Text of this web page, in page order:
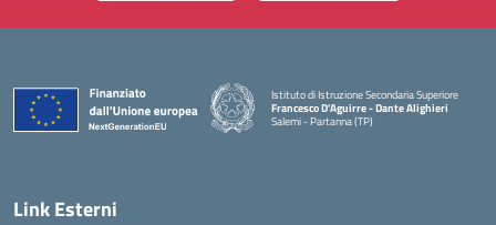
Istituto di Istruzione Secondaria Superiore
Francesco D'Aguirre - Dante Alighieri
Salemi - Partanna (TP)
Link Esterni